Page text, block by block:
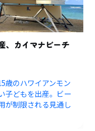
、カイマナビーチ
歳のハワイアンモン
子どもを出産。ビー
が制限される見通し